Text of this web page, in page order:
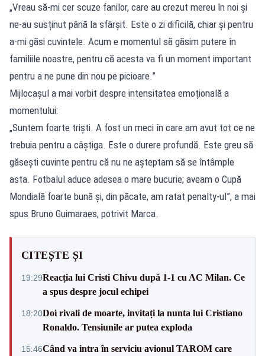
„Vreau să-mi cer scuze fanilor, care au crezut mereu în noi și
ne-au susținut până la sfârșit. Este o zi dificilă, chiar și pentru
a-mi găsi cuvintele. Acum e momentul să găsim putere în
familiile noastre, pentru că acesta va fi un moment important
pentru a ne pune din nou pe picioare.”
Mijlocașul a mai vorbit despre intensitatea emoțională a
momentului:
„Suntem foarte triști. A fost un meci în care am avut tot ce ne
trebuia pentru a câștiga. Este o durere profundă. Este greu să
găsești cuvinte pentru că nu ne așteptam să se întâmple
asta. Fotbalul aduce adesea o mare bucurie; aveam o Cupă
Mondială foarte bună și, din păcate, am ratat penalty-ul”, a mai
spus Bruno Guimaraes, potrivit Marca.
CITEȘTE ȘI
19:29Reacția lui Cristi Chivu după 1-1 cu AC Milan. Ce
a spus despre jocul echipei
18:20Doi rivali de moarte, invitați la nunta lui Cristiano
Ronaldo. Tensiunile ar putea exploda
15:46Când va intra în serviciu avionul TAROM care